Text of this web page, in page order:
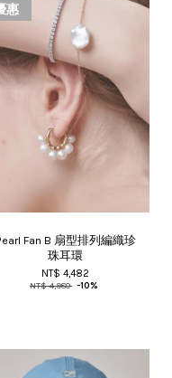
惠
Fan B 扇型排列編織珍
珠耳環
NT$ 4,482
NT$ 4,980 -10%